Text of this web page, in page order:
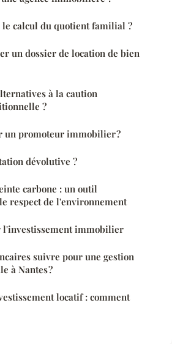
calcul du quotient familial ?
un dossier de location de bien
à la caution
?
un promoteur immobilier ?
dévolutive ?
carbone : un outil
respect de l'environnement
l'investissement immobilier
suivre pour une gestion
à Nantes ?
locatif : comment